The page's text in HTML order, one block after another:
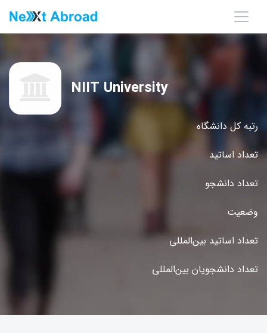
رتبه کل دانشگاه
تعداد اساتید
تعداد دانشجو
وضعیت
تعداد اساتید بین‌المللی
تعداد دانشجویان بین‌المللی
NIIT University